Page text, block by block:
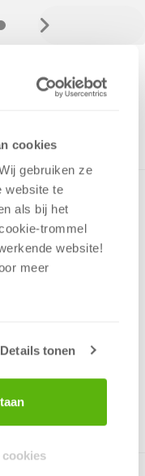
cookies
gebruiken ze
website te
als bij het
trommel
website​!
meer
Details tonen
fantastische manier
laten – en stukje
Niet alle puzzels zijn
verscheidenheid
topkwaliteit. Dankzij
afzonderlijk stukje